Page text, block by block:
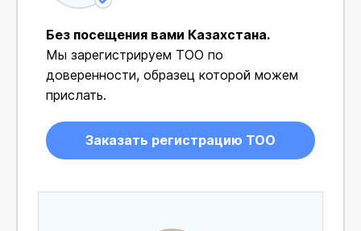
Без посещения вами Казахстана.
Мы зарегистрируем ТОО по
доверенности, образец которой можем
прислать.
Заказать регистрацию ТОО